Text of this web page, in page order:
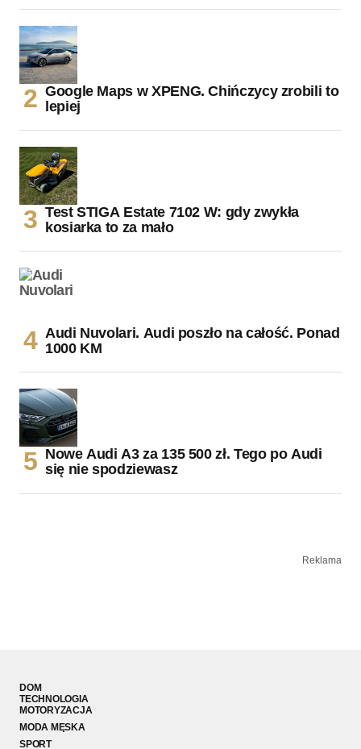
Google Maps w XPENG. Chińczycy zrobili to
lepiej
Test STIGA Estate 7102 W: gdy zwykła
kosiarka to za mało
Audi Nuvolari. Audi poszło na całość. Ponad
1000 KM
Nowe Audi A3 za 135 500 zł. Tego po Audi
się nie spodziewasz
Reklama
DOM
TECHNOLOGIA
MOTORYZACJA
MODA MĘSKA
SPORT